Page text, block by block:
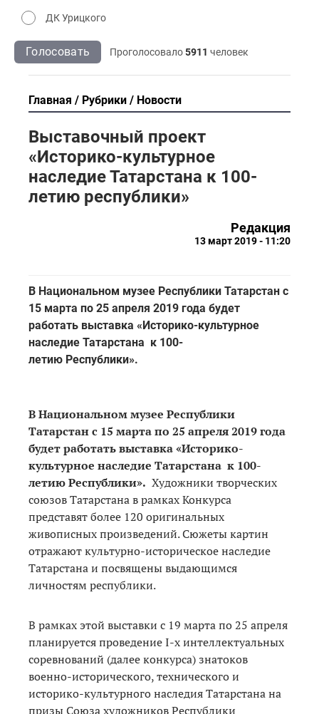
ДК Урицкого
Голосовать Проголосовало5911 человек
Главная Рубрики Новости
Выставочный проект
«Историко-культурное
наследие Татарстана к 100-
летию республики»
Редакция
13 март 2019 - 11:20
В Национальном музее Республики Татарстан с
15 марта по 25 апреля 2019 года будет
работать выставка «Историко-культурное
наследие Татарстана к 100-
летию Республики».
В Национальном музее Республики
Татарстан с 15 марта по 25 апреля 2019 года
будет работать выставка «Историко-
культурное наследие Татарстана к 100-
летиюРеспублики». Художники творческих
союзов Татарстана в рамках Конкурса
представят более 120 оригинальных
живописных произведений. Сюжеты картин
отражают культурно-историческое наследие
Татарстана и посвящены выдающимся
личностям республики.
В рамках этой выставки с 19 марта по 25 апреля
планируется проведение I-х интеллектуальных
соревнований (далее конкурса) знатоков
военно-исторического, технического и
историко-культурного наследия Татарстана на
призы Союза художников Республики